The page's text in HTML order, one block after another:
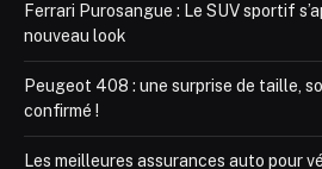
Ferrari Purosangue : Le SUV sportif
nouveau look
Peugeot 408 : une surprise de taille,
confirmé !
Les meilleures assurances auto pour